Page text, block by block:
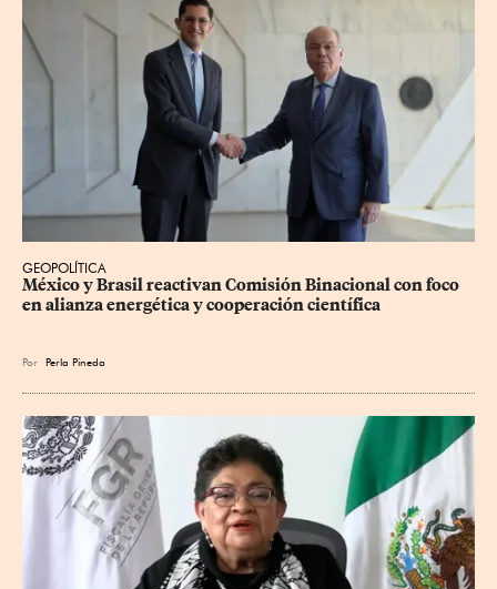
GEOPOLÍTICA
México y Brasil reactivan Comisión Binacional con foco
en alianza energética y cooperación científica
Por Perla Pineda